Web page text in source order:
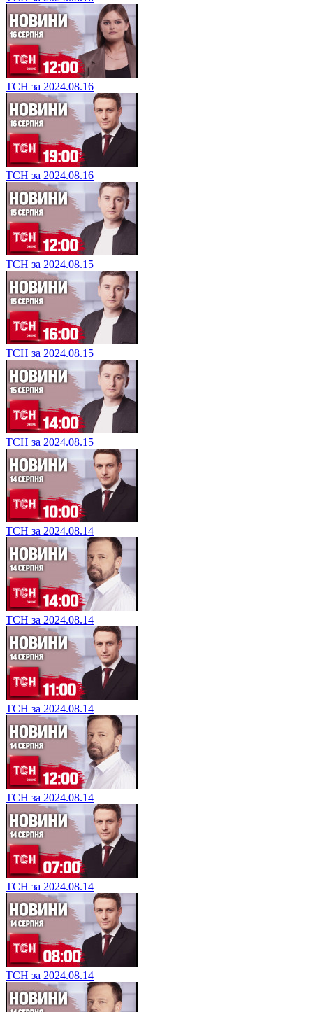
ТСН за 2024.08.16
ТСН за 2024.08.16
ТСН за 2024.08.15
ТСН за 2024.08.15
ТСН за 2024.08.15
ТСН за 2024.08.14
ТСН за 2024.08.14
ТСН за 2024.08.14
ТСН за 2024.08.14
ТСН за 2024.08.14
ТСН за 2024.08.14